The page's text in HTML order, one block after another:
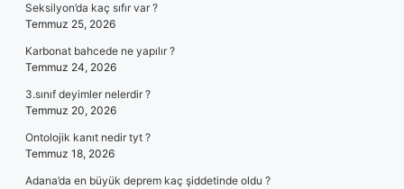
Seksilyon’da kaç sıfır var ?
Temmuz 25, 2026
Karbonat bahcede ne yapılır ?
Temmuz 24, 2026
3.sınıf deyimler nelerdir ?
Temmuz 20, 2026
Ontolojik kanıt nedir tyt ?
Temmuz 18, 2026
Adana’da en büyük deprem kaç şiddetinde oldu ?